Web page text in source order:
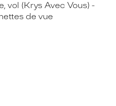
vol (Krys Avec Vous)
de vue